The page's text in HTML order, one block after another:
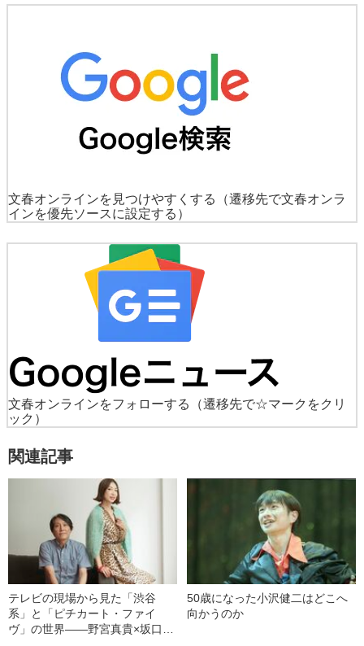
文春オンラインを見つけやすくする
（遷移先で文春オンラ
インを優先ソースに設定する）
文春オンラインをフォローする
（遷移先で☆マークをクリ
ック）
関連記事
テレビの現場から見た「渋谷
系」と「ピチカート・ファイ
ヴ」の世界――野宮真貴×坂口修
50歳になった小沢健二はどこへ
向かうのか